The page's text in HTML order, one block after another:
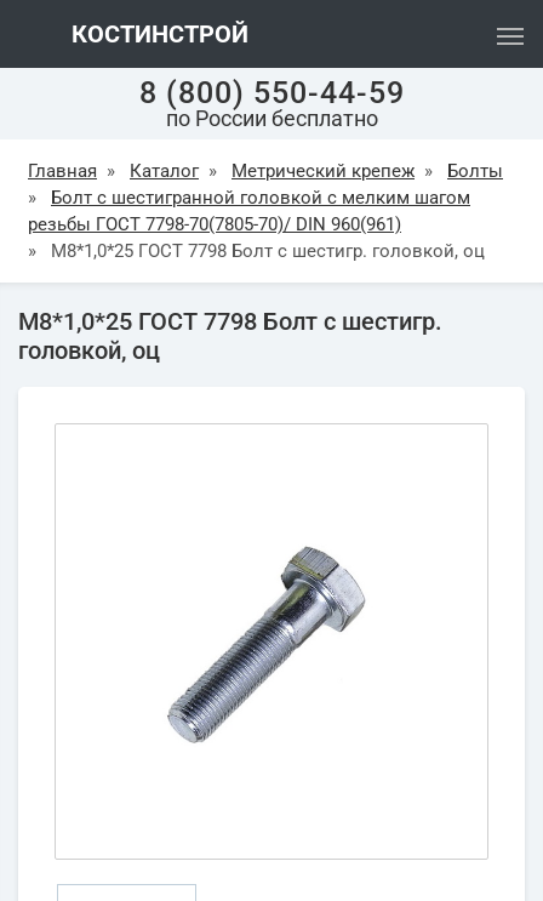
КОСТИНСТРОЙ
8 (800) 550-44-59
по России бесплатно
Главная » Каталог » Метрический крепеж »
Болты
»
Болт с шестигранной головкой с мелким шагом
резьбы ГОСТ 7798-70(7805-70)/ DIN 960(961)
»
М8*1,0*25 ГОСТ 7798 Болт с шестигр. головкой, оц
М8*1,0*25 ГОСТ 7798 Болт с шестигр.
головкой, оц